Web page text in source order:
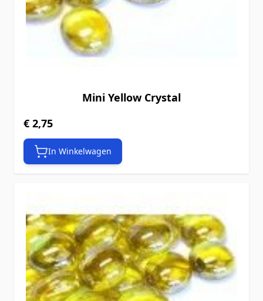
Mini Yellow Crystal
€ 2,75
In Winkelwagen